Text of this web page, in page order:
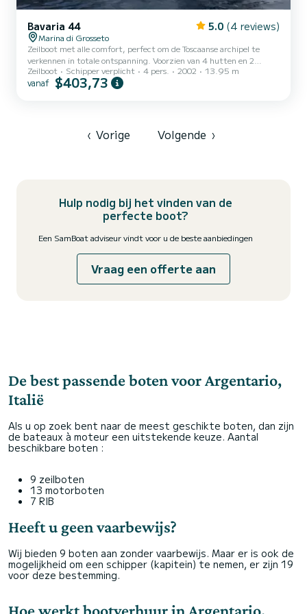
Bavaria 44 5.0 (4 reviews)
Marina di Grosseto
Zeilboot met alle comfort, perfect om de Toscaanse archipel te
verkennen in totale ontspanning. Voorzien van 4 hutten en 2
badkamers, is dit vaartuig ideaal voor wie de zee in rust wil ervaren,
omgeven door adembenemende panorama's, ongerepte natuur en
varen en, indien gewenst, zijn ervaring met u te dele...
Zeilboot Schipper verplicht 4 pers. 2002 13.95 m
vanaf $403,73
‹ Vorige Volgende ›
Hulp nodig bij het vinden van de
perfecte boot?
Een SamBoat adviseur vindt voor u de beste aanbiedingen
Vraag een offerte aan
De best passende boten voor Argentario,
Italië
Als u op zoek bent naar de meest geschikte boten, dan zijn
de bateaux à moteur een uitstekende keuze. Aantal
beschikbare boten :
9 zeilboten
13 motorboten
7 RIB
Heeft u geen vaarbewijs?
Wij bieden 9 boten aan zonder vaarbewijs. Maar er is ook de
mogelijkheid om een schipper (kapitein) te nemen, er zijn 19
voor deze bestemming.
Hoe werkt bootverhuur in Argentario,